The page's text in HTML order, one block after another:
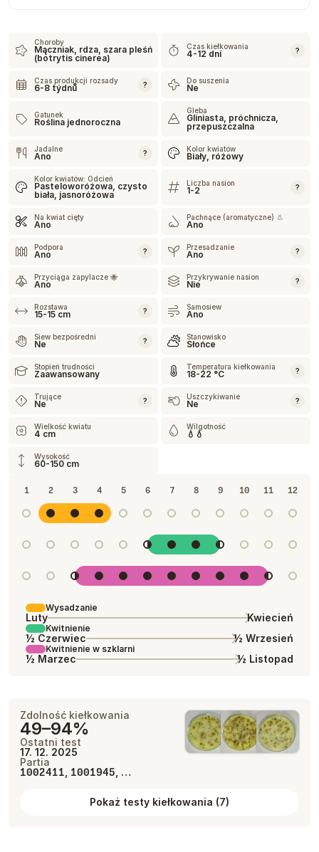
Choroby
Mączniak, rdza, szara pleśń
(botrytis cinerea)
Czas kiełkowania
4-12 dní ?
Czas produkcji rozsady
6-8 týdnů ? Do suszenia
Ne
Gatunek
Roślina jednoroczna
Gleba
Gliniasta, próchnicza,
przepuszczalna
Jadalne
Ano ? Kolor kwiatów
Biały, różowy
Kolor kwiatów: Odcień
Pasteloworóżowa, czysto
biała, jasnoróżowa
Liczba nasion
1-2 ?
Na kwiat cięty
Ano
Pachnące (aromatyczne) 👃
Ano
Podpora
Ano ? Przesadzanie
Ano ?
Przyciąga zapylacze 🐝
Ano
Przykrywanie nasion
Nie ?
Rozstawa
15-15 cm ? Samosiew
Ano
Siew bezpośredni
Ne ? Stanowisko
Słońce
Stopień trudności
Zaawansowany
Temperatura kiełkowania
18-22 °C ?
Trujące
Ne ? Uszczykiwanie
Ne ?
Wielkość kwiatu
4 cm
Wilgotność
💧💧
Wysokość
60-150 cm
1 2 3 4 5 6 7 8 9 10 11 12
Wysadzanie
Luty Kwiecień
Kwitnienie
½ Czerwiec ½ Wrzesień
Kwitnienie w szklarni
½ Marzec ½ Listopad
Zdolność kiełkowania
49–94%
Ostatni test
17. 12. 2025
Partia
1002411 1001945 , …
Pokaż testy kiełkowania (7)